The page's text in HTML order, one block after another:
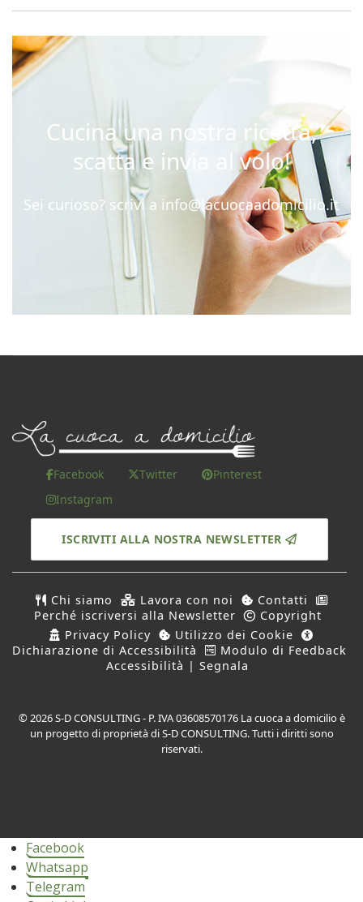
Cucina una nostra ricetta,
scatta e invia al volo!
Sei curioso? scrivi a info@lacuocaadomicilio.it
Facebook Twitter
Pinterest
Instagram
ISCRIVITI ALLA NOSTRA NEWSLETTER
Chi siamo Lavora con noi
Contatti
Perché iscriversi alla Newsletter
Copyright
Privacy Policy
Utilizzo dei Cookie
Dichiarazione di Accessibilità
Modulo di Feedback
Accessibilità | Segnala
© 2026 S-D CONSULTING - P. IVA 03608570176 La cuoca a domicilio è
un progetto di proprietà di S-D CONSULTING. Tutti i diritti sono
riservati.
Facebook
Whatsapp
Telegram